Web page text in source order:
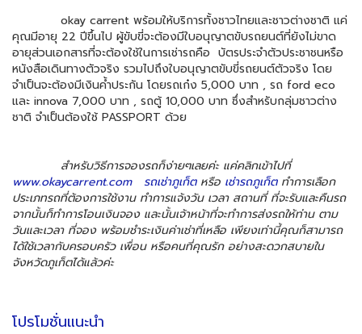
okay carrent พร้อมให้บริการทั้งชาวไทยและชาวต่างชาติ แค่
คุณมีอายุ 22 ปีขึ้นไป ผู้ขับขี่จะต้องมีใบอนุญาตขับรถยนต์ที่ยังไม่ขาด
อายุส่วนเอกสารที่จะต้องใช้ในการเช่ารถคือ บัตรประจำตัวประชาชนหรือ
หนังสือเดินทางตัวจริง รวมไปถึงใบอนุญาตขับขี่รถยนต์ตัวจริง โดย
จำเป็นจะต้องมีเงินค้ำประกัน โดยรถเก๋ง 5,000 บาท , รถ ford eco
และ innova 7,000 บาท , รถตู้ 10,000 บาท ซึ่งสำหรับกลุ่มชาวต่าง
ชาติ จำเป็นต้องใช้ PASSPORT ด้วย
สำหรับวิธีการจองรถก็ง่ายๆเลยค่ะ แค่คลิกเข้าไปที่
www.okaycarrent.com
รถเช่าภูเก็ตหรือ เช่ารถภูเก็ตทำการเลือก
ประเภทรถที่ต้องการใช้งาน ทำการแจ้งวัน เวลา สถานที่ ที่จะรับและคืนรถ
จากนั้นก็ทำการโอนเงินจอง และนั้นเจ้าหน้าที่จะทำการส่งรถให้ท่าน ตาม
วันและเวลา ที่จอง พร้อมชำระเงินค่าเช่าที่เหลือ เพียงเท่านี้คุณก็สามารถ
ได้ใช้เวลากับครอบครัว เพื่อน หรือคนที่คุณรัก อย่างสะดวกสบายใน
จังหวัดภูเก็ตได้แล้วค่ะ
โปรโมชั่นแนะนำ